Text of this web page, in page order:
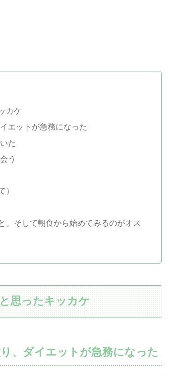
カケ
エットが急務になった
た
う
）
。そして朝食から始めてみるのがオス
思ったキッカケ
、ダイエットが急務になった